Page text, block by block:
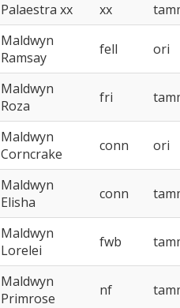
Palaestra xx xx
Maldwyn
Ramsay
fell ori
Maldwyn
Roza
fri
Maldwyn
Corncrake
conn ori
Maldwyn
Elisha
conn
Maldwyn
Lorelei
fwb
Maldwyn
Primrose
nf